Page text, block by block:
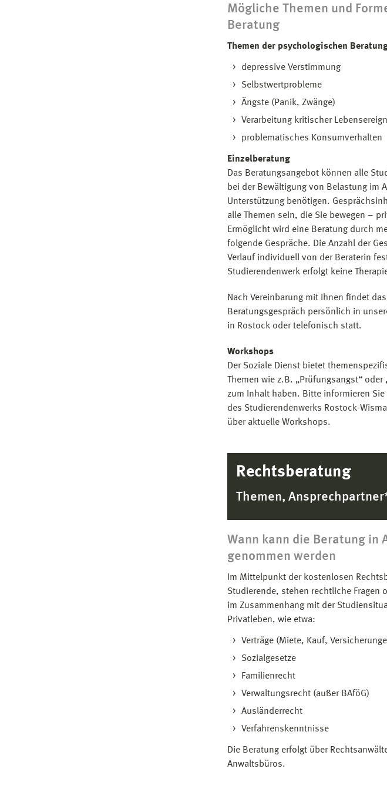
Mögliche Themen und
Beratung
Themen der psychologischen
depressive Verstimmung
Selbstwertprobleme
Ängste (Panik, Zwänge)
Verarbeitung kritischer
problematisches Konsumverhalten
Einzelberatung
Das Beratungsangebot können alle
bei der Bewältigung von Belastung im
Unterstützung benötigen.
alle Themen sein, die Sie bewegen –
Ermöglicht wird eine Beratung durch
folgende Gespräche. Die Anzahl der
Verlauf individuell von der Beraterin
Studierendenwerk erfolgt keine
Nach Vereinbarung mit Ihnen findet
Beratungsgespräch persönlich in
in Rostock oder telefonisch statt.
Workshops
Der Soziale Dienst bietet
Themen wie z.B. „Prüfungsangst“
zum Inhalt haben. Bitte informieren
des Studierendenwerks Rostock-
über aktuelle Workshops.
Rechtsberatung
Themen,
Wann kann die Beratung in
genommen werden
Im Mittelpunkt der kostenlosen
Studierende, stehen rechtliche Fragen
im Zusammenhang mit der
Privatleben, wie etwa:
Verträge (Miete, Kauf,
Sozialgesetze
Familienrecht
Verwaltungsrecht (außer BAföG)
Ausländerrecht
Verfahrenskenntnisse
Die Beratung erfolgt über
Anwaltsbüros.